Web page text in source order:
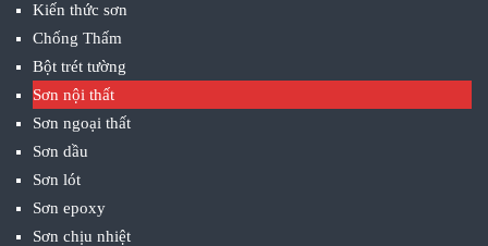
Kiến thức sơn
Chống Thấm
Bột trét tường
Sơn nội thất
Sơn ngoại thất
Sơn dầu
Sơn lót
Sơn epoxy
Sơn chịu nhiệt